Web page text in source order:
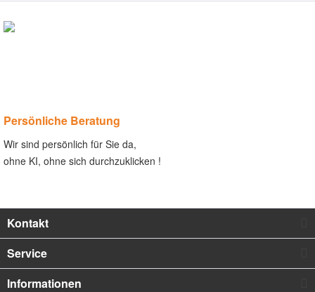
Persönliche Beratung
Wir sind persönlich für Sie da,
ohne KI, ohne sich durchzuklicken !
Kontakt
Service
Informationen